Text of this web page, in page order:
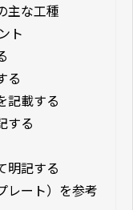
主な工種
ト
る
記載する
する
明記する
レート）を参考